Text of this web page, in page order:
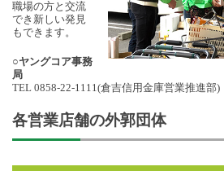
職場の方と交流
でき新しい発見
もできます。
○ヤングコア事務
局
TEL 0858-22-1111(倉吉信用金庫営業推進部)
各営業店舗の外郭団体